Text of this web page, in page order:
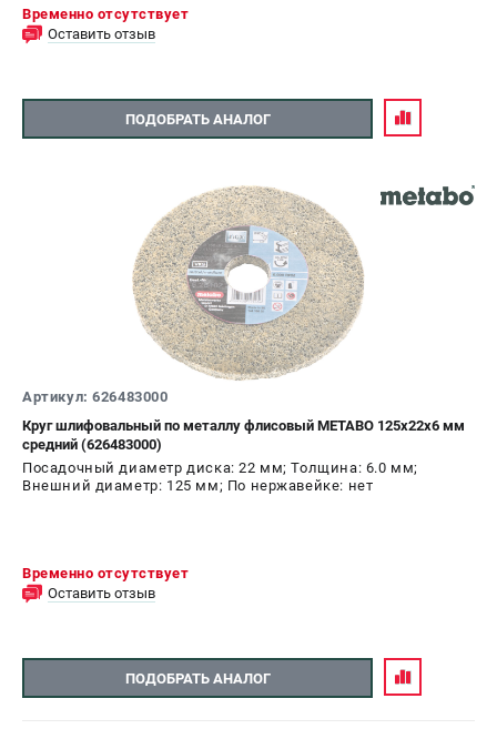
Временно отсутствует
Оставить отзыв
ПОДОБРАТЬ АНАЛОГ
Артикул: 626483000
Круг шлифовальный по металлу флисовый METABO 125х22х6 мм
средний (626483000)
Посадочный диаметр диска: 22 мм; Толщина: 6.0 мм;
Внешний диаметр: 125 мм; По нержавейке: нет
Временно отсутствует
Оставить отзыв
ПОДОБРАТЬ АНАЛОГ